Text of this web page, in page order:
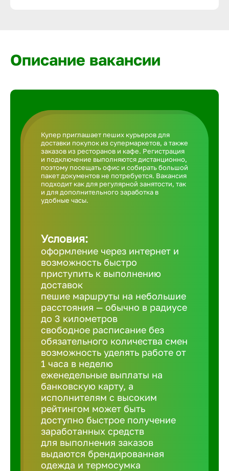
Ачинск
Балаково
Батайск
Белгород
Описание вакансии
Купер приглашает пеших курьеров для
доставки покупок из супермаркетов, а также
заказов из ресторанов и кафе. Регистрация
и подключение выполняются дистанционно,
поэтому посещать офис и собирать большой
пакет документов не потребуется. Вакансия
подходит как для регулярной занятости, так
и для дополнительного заработка в
удобные часы.
Условия:
оформление через интернет и
возможность быстро
приступить к выполнению
доставок
пешие маршруты на небольшие
расстояния — обычно в радиусе
до 3 километров
свободное расписание без
обязательного количества смен
возможность уделять работе от
1 часа в неделю
еженедельные выплаты на
банковскую карту, а
исполнителям с высоким
рейтингом может быть
доступно быстрое получение
заработанных средств
для выполнения заказов
выдаются брендированная
одежда и термосумка